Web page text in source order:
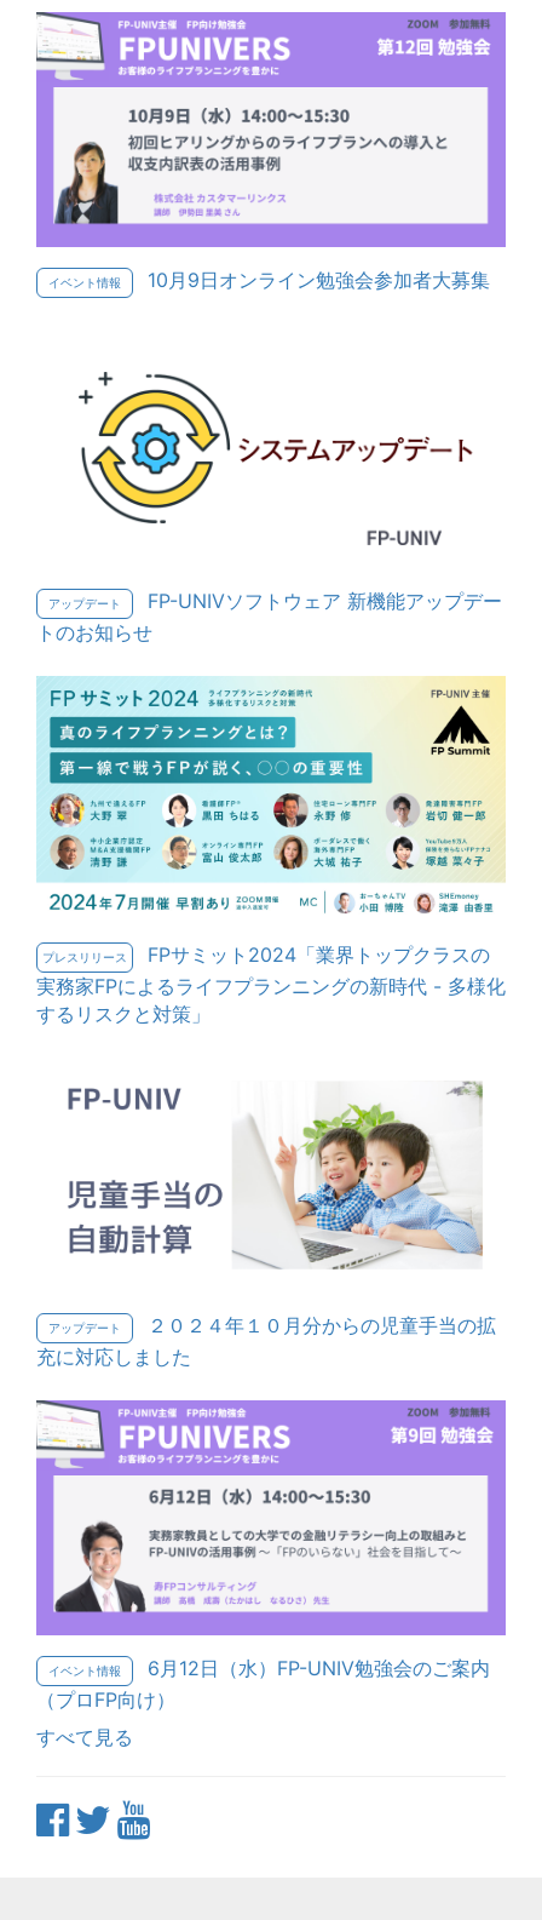
イベント情報 10月9日オンライン勉強会参加者大募集
アップデート
FP-UNIVソフトウェア 新機能アップデー
トのお知らせ
プレスリリース
FPサミット2024「業界トップクラスの
実務家FPによるライフプランニングの新時代 - 多様化
するリスクと対策」
アップデート
２０２４年１０月分からの児童手当の拡
充に対応しました
イベント情報
6月12日（水）FP-UNIV勉強会のご案内
（プロFP向け）
すべて見る